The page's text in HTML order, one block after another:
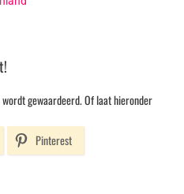
gewaardeerd. Of laat hieronder
Pinterest